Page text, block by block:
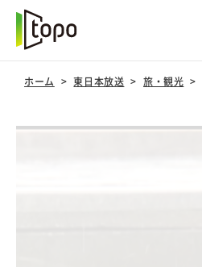
ホーム 東日本放送 旅・観光